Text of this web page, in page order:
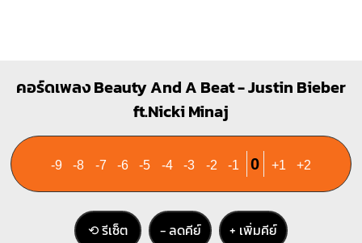
คอร์ดเพลง Beauty And A Beat - Justin Bieber
ft.Nicki Minaj
-9 -8 -7 -6 -5 -4 -3 -2 -1 0 +1 +2
⟲ รีเซ็ต − ลดคีย์ + เพิ่มคีย์